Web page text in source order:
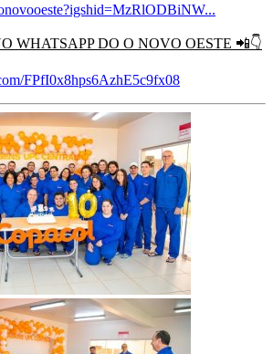
WHATSAPP DO O NOVO OESTE 📲👇
FPfI0x8hps6AzhE5c9fx08